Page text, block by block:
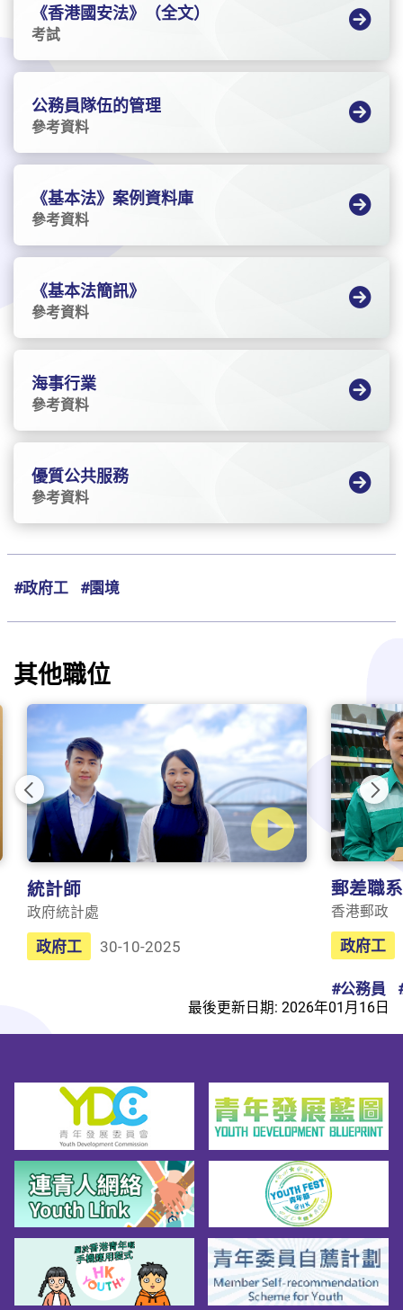
《香港國安法》（全文）
考試
公務員隊伍的管理
參考資料
《基本法》案例資料庫
參考資料
《基本法簡訊》
參考資料
海事行業
參考資料
優質公共服務
參考資料
#政府工 #園境
其他職位
Previous
統計師
政府統計處
政府工 30-10-2025
郵差職系
香港郵政
政府工
#公務員
最後更新日期: 2026年01月16日